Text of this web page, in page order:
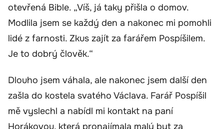
otevřená Bible. „Víš, já taky přišla o domov.
Modlila jsem se každý den a nakonec mi pomohli
lidé z farnosti. Zkus zajít za farářem Pospíšilem.
Je to dobrý člověk.“
Dlouho jsem váhala, ale nakonec jsem další den
zašla do kostela svatého Václava. Farář Pospíšil
mě vyslechl a nabídl mi kontakt na paní
Horákovou, která pronajímala malý byt za